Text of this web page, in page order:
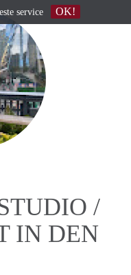
/
IN DEN
service OK!